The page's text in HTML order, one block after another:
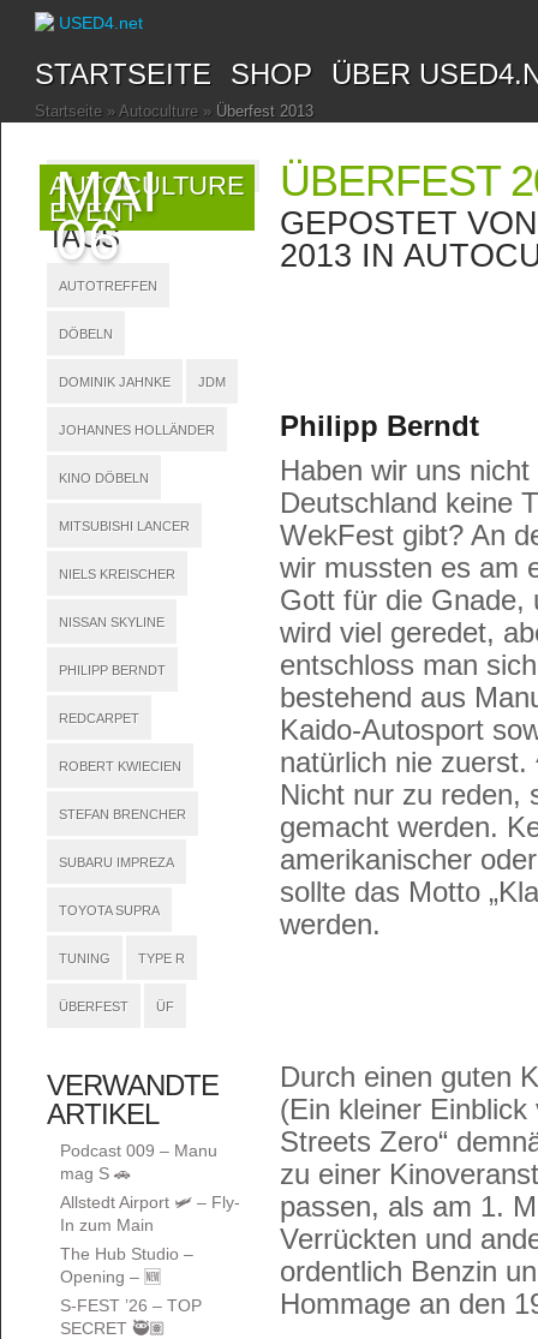
STARTSEITE SHOP ÜBER
Startseite » Autoculture » Überfest 2013
AUTOCULTURE
EVENT
MAI
06
TAGS
AUTOTREFFEN
DÖBELN
DOMINIK JAHNKE JDM
JOHANNES HOLLÄNDER
KINO DÖBELN
MITSUBISHI LANCER
NIELS KREISCHER
NISSAN SKYLINE
PHILIPP BERNDT
REDCARPET
ROBERT KWIECIEN
STEFAN BRENCHER
SUBARU IMPREZA
TOYOTA SUPRA
TUNING TYPE R
ÜBERFEST ÜF
VERWANDTE
ARTIKEL
Podcast 009 – Manu
mag S 🚗
Allstedt Airport 🛩️ – Fly-
In zum Main
The Hub Studio –
Opening – 🆕
S-FEST ’26 – TOP
SECRET 🥷🏽
ÜBERFEST
GEPOSTET
2013 IN
Philipp Berndt
Haben wir uns
Deutschland keine
WekFest gibt? An
wir mussten es am
Gott für die Gnade,
wird viel geredet,
entschloss man
bestehend aus
Kaido-Autosport
natürlich nie
Nicht nur zu reden,
gemacht werden.
amerikanischer
sollte das Motto
werden.
Durch einen guten
(Ein kleiner
Streets Zero“
zu einer
passen, als am 1.
Verrückten und
ordentlich Benzin
Hommage an den